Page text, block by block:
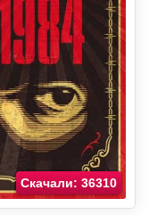
Скачали: 36310